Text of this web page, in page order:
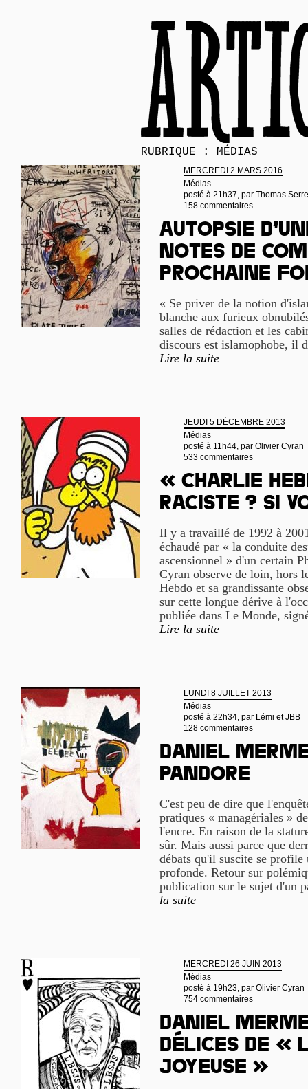
RUBRIQUE : MÉDIAS
MERCREDI 2 MARS 2016
Médias
posté à 21h37, par Thomas
158 commentaires
Autopsie
notes de
prochaine
« Se priver de la notion
blanche aux furieux
salles de rédaction et les
discours est islamophobe, il
Lire la suite
JEUDI 5 DÉCEMBRE 2013
Médias
posté à 11h44, par Olivier Cyran
533 commentaires
« Charlie
raciste ? Si
Il y a travaillé de 1992 à
échaudé par « la conduite
ascensionnel » d'un certain
Cyran observe de loin, hors
Hebdo et sa grandissante
sur cette longue dérive à
publiée dans Le Monde,
Lire la suite
LUNDI 8 JUILLET 2013
Médias
posté à 22h34, par Lémi et JBB
128 commentaires
Daniel
Pandore
C'est peu de dire que
pratiques « managériales »
l'encre. En raison de la
sûr. Mais aussi parce que
débats qu'il suscite se
profonde. Retour sur
publication sur le sujet d'un
la suite
MERCREDI 26 JUIN 2013
Médias
posté à 19h23, par Olivier Cyran
754 commentaires
Daniel
délices de «
joyeuse »